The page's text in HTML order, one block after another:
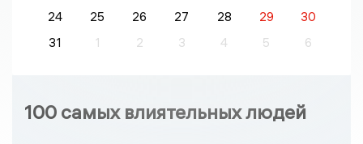
24
25 26 27 28 29
30
31
1 2 3 4 5 6
100 самых влиятельных людей